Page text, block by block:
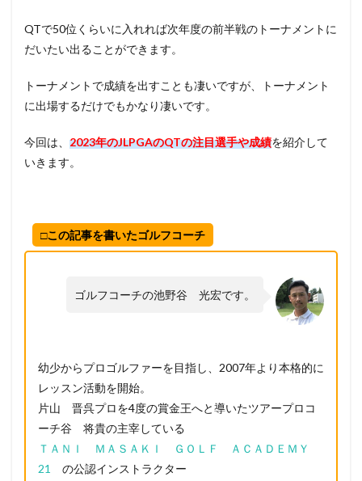
QTで50位くらいに入れれば次年度の前半戦のトーナメントに
だいたい出ることができます。
トーナメントで成績を出すことも凄いですが、トーナメント
に出場するだけでもかなり凄いです。
今回は、 2023年のJLPGAのQTの注目選手や成績を紹介して
いきます。
□この記事を書いたゴルフコーチ
ゴルフコーチの池野谷 光宏です。
幼少からプロゴルファーを目指し、2007年より本格的に
レッスン活動を開始。
片山 晋呉プロを4度の賞金王へと導いたツアープロコ
ーチ谷 将貴の主宰している
ＴＡＮＩ ＭＡＳＡＫＩ ＧＯＬＦ ＡＣＡＤＥＭＹ
21
の公認インストラクター